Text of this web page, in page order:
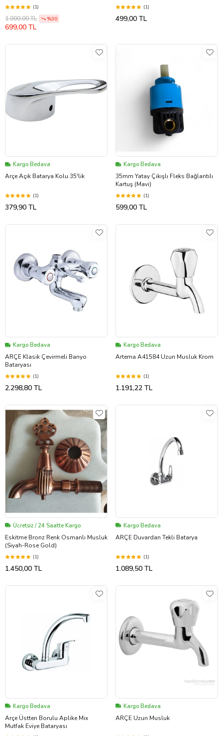
(1)
1.000,00 TL %30
699,00 TL
(1)
499,00 TL
Kargo Bedava
Arçe Açık Batarya Kolu 35'lik
(1)
379,90 TL
Kargo Bedava
35mm Yatay Çıkışlı Fleks Bağlantılı
Kartuş (Mavi)
(1)
599,00 TL
Kargo Bedava
ARÇE Klasik Çevirmeli Banyo
Bataryası
(1)
2.298,80 TL
Kargo Bedava
Artema A41584 Uzun Musluk Krom
(1)
1.191,22 TL
Ücretsiz / 24 Saatte Kargo
Eskitme Bronz Renk Osmanlı Musluk
(Siyah-Rose Gold)
(1)
1.450,00 TL
Kargo Bedava
ARÇE Duvardan Tekli Batarya
(1)
1.089,50 TL
Kargo Bedava
Arçe Üstten Borulu Aplike Mix
Mutfak Eviye Bataryası
Kargo Bedava
ARÇE Uzun Musluk